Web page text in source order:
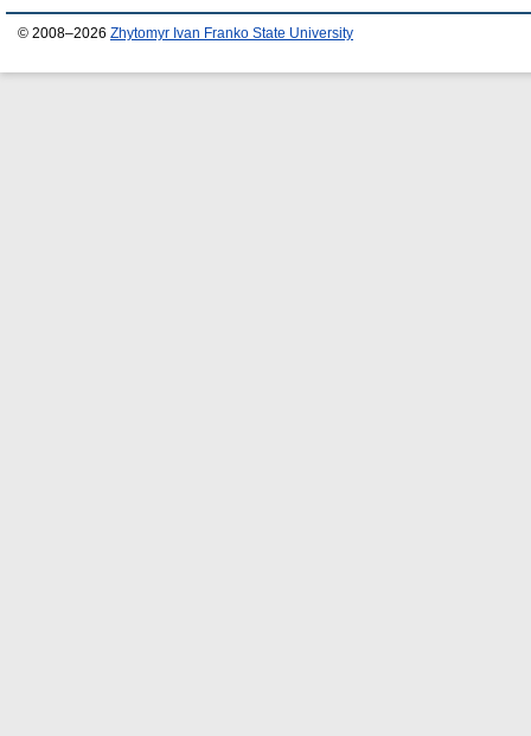
© 2008–2026 Zhytomyr Ivan Franko State University